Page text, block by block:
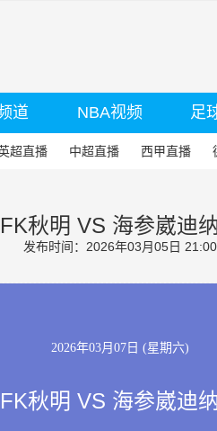
道 NBA视频 足
超直播 中超直播 西甲直播
FK秋明 VS 海参崴迪
发布时间：2026年03月05日 21:00
2026年03月07日 (星期六)
FK秋明 VS 海参崴迪